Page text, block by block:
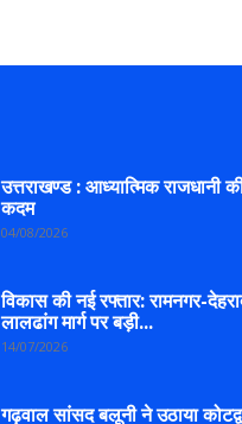
उत्तराखण्ड : आध्यात्मिक राजधानी
कदम
04/08/2026
विकास की नई रफ्तार: रामनगर-
लालढांग मार्ग पर बड़ी...
14/07/2026
गढ़वाल सांसद बलूनी ने उठाया